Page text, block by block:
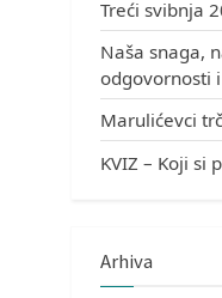
Treći svibnja
Naša snaga,
odgovornosti
Marulićevci
KVIZ – Koji si
Arhiva